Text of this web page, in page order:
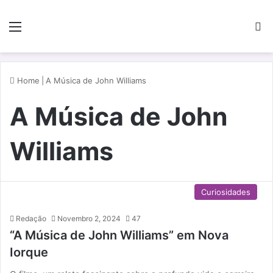
Home A Música de John Williams
A Música de John
Williams
Curiosidades
Redação Novembro 2, 2024 47
“A Música de John Williams” em Nova
Iorque